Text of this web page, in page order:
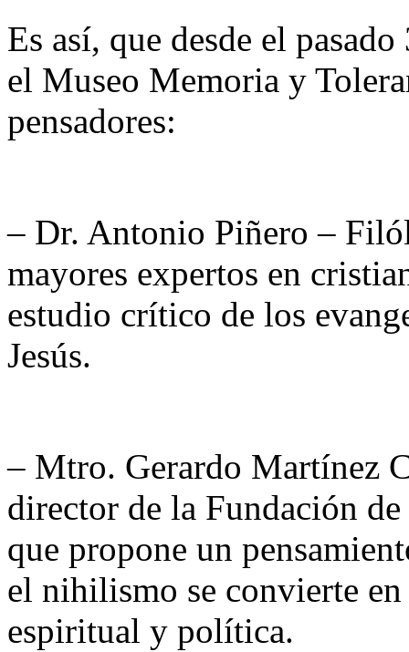
Es así, que desde el
el Museo Memoria y
pensadores:
– Dr. Antonio Piñero –
mayores expertos en
estudio crítico de los
Jesús.
– Mtro. Gerardo Martínez
director de la Fundación
que propone un
el nihilismo se convierte
espiritual y política.